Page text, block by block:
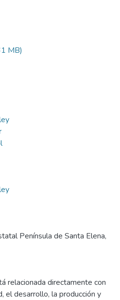
MB)
Península de Santa Elena,
relacionada directamente con
el desarrollo, la producción y